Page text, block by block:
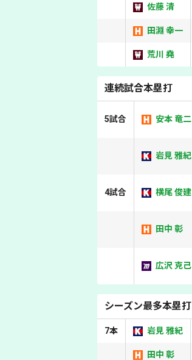
佐藤 清
田淵 幸一
荒川 堯
連続試合本塁打
5試合 安本 竜二
岩見 雅紀
4試合 横尾 俊建
田中 彰
広沢 克己
シーズン最多本塁打
7本 岩見 雅紀
田中 彰